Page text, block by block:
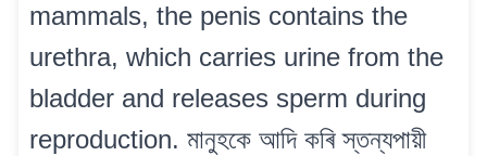
mammals, the penis contains the
urethra, which carries urine from the
bladder and releases sperm during
reproduction. মানুহকে আদি কৰি স্তন্যপায়ী